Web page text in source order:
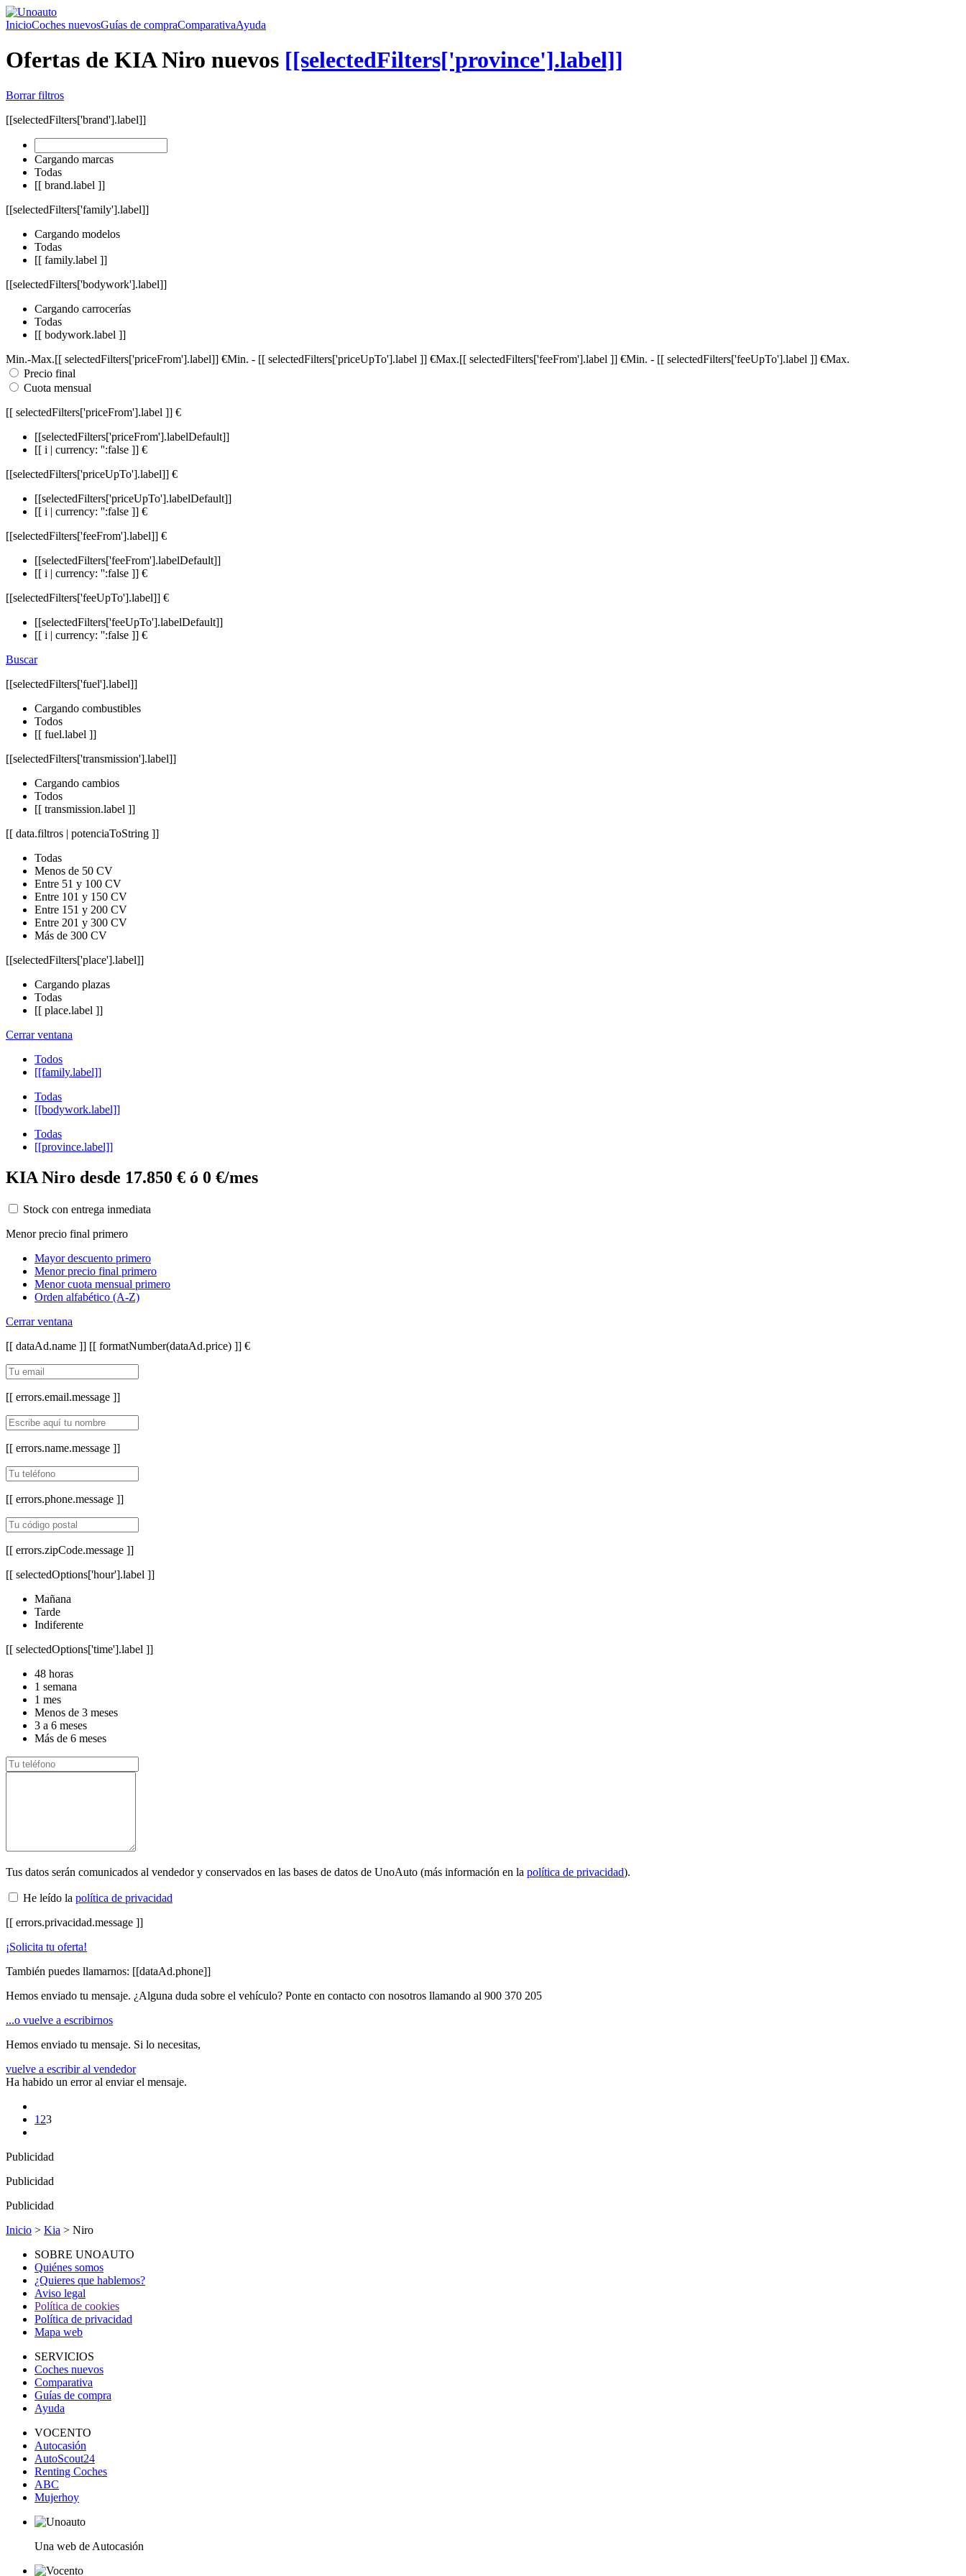
InicioCoches nuevosGuías de compraComparativaAyuda
Ofertas de KIA Niro nuevos [[selectedFilters['province'].label]]
Borrar filtros
[[selectedFilters['brand'].label]]
Cargando marcas
Todas
[[ brand.label ]]
[[selectedFilters['family'].label]]
Cargando modelos
Todas
[[ family.label ]]
[[selectedFilters['bodywork'].label]]
Cargando carrocerías
Todas
[[ bodywork.label ]]
Min.-Max.[[ selectedFilters['priceFrom'].label]] €Min. - [[ selectedFilters['priceUpTo'].label ]] €Max.[[ selectedFilters['feeFrom'].label ]] €Min. - [[ selectedFilters['feeUpTo'].label ]] €Max.
Precio final
Cuota mensual
[[ selectedFilters['priceFrom'].label ]] €
[[selectedFilters['priceFrom'].labelDefault]]
[[ i | currency: '':false ]] €
[[selectedFilters['priceUpTo'].label]] €
[[selectedFilters['priceUpTo'].labelDefault]]
[[ i | currency: '':false ]] €
[[selectedFilters['feeFrom'].label]] €
[[selectedFilters['feeFrom'].labelDefault]]
[[ i | currency: '':false ]] €
[[selectedFilters['feeUpTo'].label]] €
[[selectedFilters['feeUpTo'].labelDefault]]
[[ i | currency: '':false ]] €
Buscar
[[selectedFilters['fuel'].label]]
Cargando combustibles
Todos
[[ fuel.label ]]
[[selectedFilters['transmission'].label]]
Cargando cambios
Todos
[[ transmission.label ]]
[[ data.filtros | potenciaToString ]]
Todas
Menos de 50 CV
Entre 51 y 100 CV
Entre 101 y 150 CV
Entre 151 y 200 CV
Entre 201 y 300 CV
Más de 300 CV
[[selectedFilters['place'].label]]
Cargando plazas
Todas
[[ place.label ]]
Cerrar ventana
Todos
[[family.label]]
Todas
[[bodywork.label]]
Todas
[[province.label]]
KIA Niro desde 17.850 € ó 0 €/mes
Stock con entrega inmediata
Menor precio final primero
Mayor descuento primero
Menor precio final primero
Menor cuota mensual primero
Orden alfabético (A-Z)
Cerrar ventana
[[ dataAd.name ]] [[ formatNumber(dataAd.price) ]] €
[[ errors.email.message ]]
[[ errors.name.message ]]
[[ errors.phone.message ]]
[[ errors.zipCode.message ]]
[[ selectedOptions['hour'].label ]]
Mañana
Tarde
Indiferente
[[ selectedOptions['time'].label ]]
48 horas
1 semana
1 mes
Menos de 3 meses
3 a 6 meses
Más de 6 meses
Tus datos serán comunicados al vendedor y conservados en las bases de datos de UnoAuto (más información en la política de privacidad).
He leído la política de privacidad
[[ errors.privacidad.message ]]
¡Solicita tu oferta!
También puedes llamarnos: [[dataAd.phone]]
Hemos enviado tu mensaje. ¿Alguna duda sobre el vehículo? Ponte en contacto con nosotros llamando al 900 370 205
...o vuelve a escribirnos
Hemos enviado tu mensaje. Si lo necesitas,
vuelve a escribir al vendedor
Ha habido un error al enviar el mensaje.
1 23
Publicidad
Publicidad
Publicidad
Inicio > Kia > Niro
SOBRE UNOAUTO
Quiénes somos
¿Quieres que hablemos?
Aviso legal
Política de cookies
Política de privacidad
Mapa web
SERVICIOS
Coches nuevos
Comparativa
Guías de compra
Ayuda
VOCENTO
Autocasión
AutoScout24
Renting Coches
ABC
Mujerhoy
Una web de Autocasión